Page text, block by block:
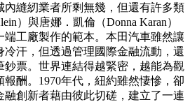
內縫紉業者所剩無幾，但還有許多類
）與唐娜．凱倫（Donna Karan）
端工廠製作的範本。本田汽車雖然讓
冷汗，但透過管理國際金融流動，還
鈔票。世界連結得越緊密，越能為觀
酬。1970年代，紐約雖然悽慘，卻
融創新者藉由彼此切磋，建立了一連